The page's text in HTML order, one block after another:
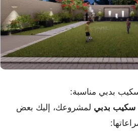
سكيب بدبي مناسبة:
سكيب بدبي لمشروعك، إليك بعض